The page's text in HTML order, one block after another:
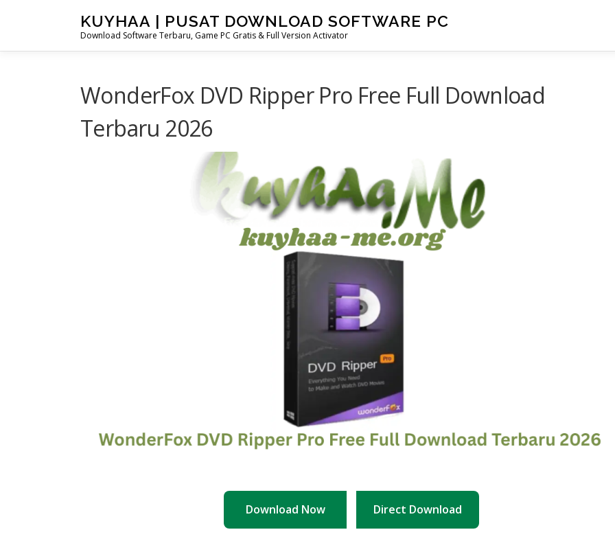
KUYHAA | PUSAT DOWNLOAD SOFTWARE PC
Download Software Terbaru, Game PC Gratis & Full Version Activator
WonderFox DVD Ripper Pro Free Full Download
Terbaru 2026
Download Now Direct Download